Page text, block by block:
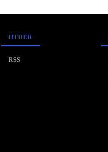
OTHER
RSS